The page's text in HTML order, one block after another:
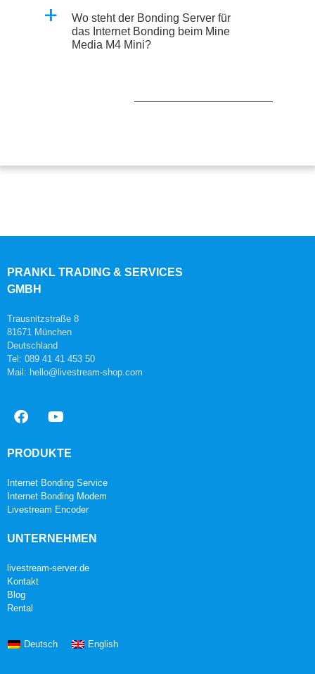
a
Wo steht der Bonding Server für
das Internet Bonding beim Mine
Media M4 Mini?
PRANKL TRADING & SERVICES
GMBH
Trausnitzstraße 8
81671 München
Deutschland
Tel: 089 41 41 453 50
Mail: hello@livestream-shop.com
PRODUKTE
Internet Bonding Service
Internet Bonding Modem
Livestream Encoder
UNTERNEHMEN
livestream-server.de
Kontakt
Blog
Rental
Deutsch English